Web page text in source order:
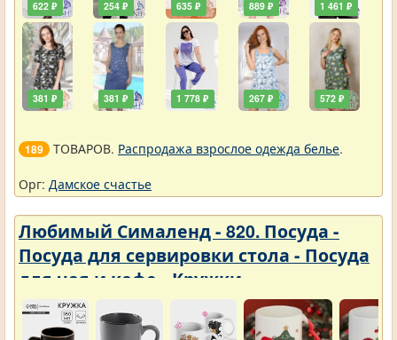
622 ₽
381 ₽
254 ₽
381 ₽
635 ₽
1 778 ₽
889 ₽
267 ₽
1 461 ₽
572 ₽
189 ТОВАРОВ. Распродажа взрослое одежда белье.
Орг: Дамское счастье
Любимый Сималенд - 820. Посуда -
Посуда для сервировки стола - Посуда
для чая и кофе - Кружки